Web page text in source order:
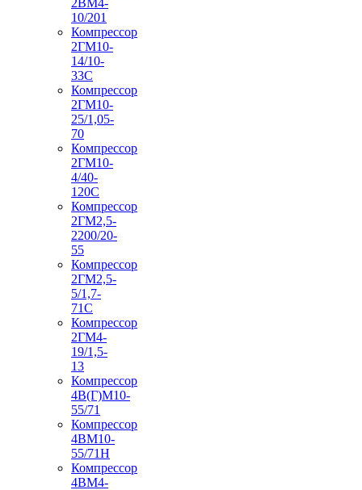
10/201
Компрессор
2ГМ10-
14/10-
33С
Компрессор
2ГМ10-
25/1,05-
70
Компрессор
2ГМ10-
4/40-
120С
Компрессор
2ГМ2,5-
2200/20-
55
Компрессор
2ГМ2,5-
5/1,7-
71С
Компрессор
2ГМ4-
19/1,5-
13
Компрессор
4В(Г)М10-
55/71
Компрессор
4ВМ10-
55/71Н
Компрессор
4ВМ4-